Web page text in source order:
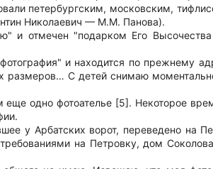
петербургским, московским,
Николаевич — М.М. Панова).
и отмечен "подарком Его
и находится по прежнему
С детей снимаю
одно фотоателье [5]. Некоторое
у Арбатских ворот, переведено на
на Петровку, дом